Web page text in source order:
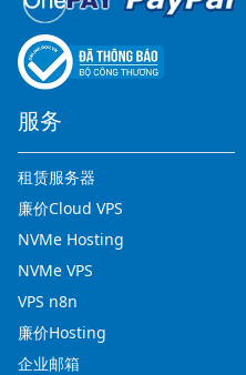
服务
租赁服务器
廉价Cloud VPS
NVMe Hosting
NVMe VPS
VPS n8n
廉价Hosting
企业邮箱